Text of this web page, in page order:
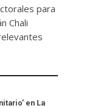
para
Chali
en La